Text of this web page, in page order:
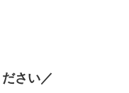
ださ い